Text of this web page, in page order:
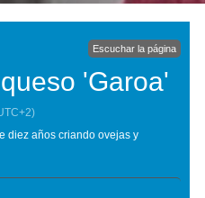
Escuchar la página
'Garoa'
diez años criando ovejas y